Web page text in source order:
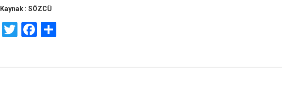
Kaynak : SÖZCÜ
TwitterFacebook
Share